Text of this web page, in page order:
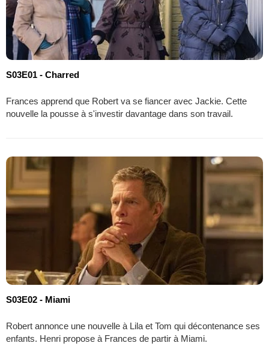
S03E01 - Charred
Frances apprend que Robert va se fiancer avec Jackie. Cette
nouvelle la pousse à s'investir davantage dans son travail.
S03E02 - Miami
Robert annonce une nouvelle à Lila et Tom qui décontenance ses
enfants. Henri propose à Frances de partir à Miami.